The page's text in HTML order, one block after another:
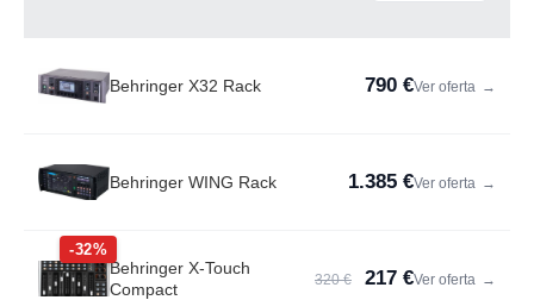
Behringer X32 Rack 790 €Ver oferta →
Behringer WING Rack 1.385 €Ver oferta →
-32%
Behringer X-Touch
Compact
320 € 217 €Ver oferta →